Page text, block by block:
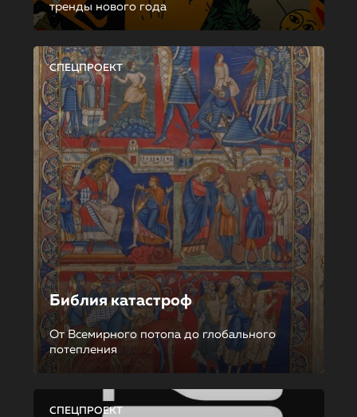
тренды нового года
СПЕЦПРОЕКТ
Библия катастроф
От Всемирного потопа до глобального
потепления
СПЕЦПРОЕКТ